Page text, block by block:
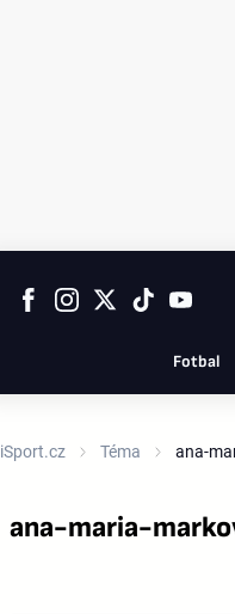
Fotbal
iSport.cz Téma ana-
ana-maria-